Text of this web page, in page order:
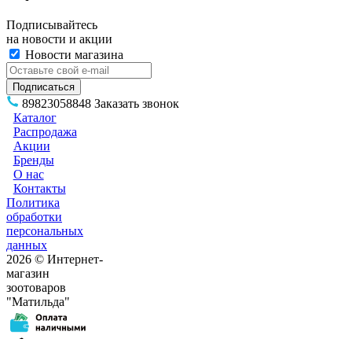
Подписывайтесь
на новости и акции
Новости магазина
89823058848 Заказать звонок
Каталог
Распродажа
Акции
Бренды
О нас
Контакты
Политика
обработки
персональных
данных
2026 © Интернет-
магазин
зоотоваров
"Матильда"